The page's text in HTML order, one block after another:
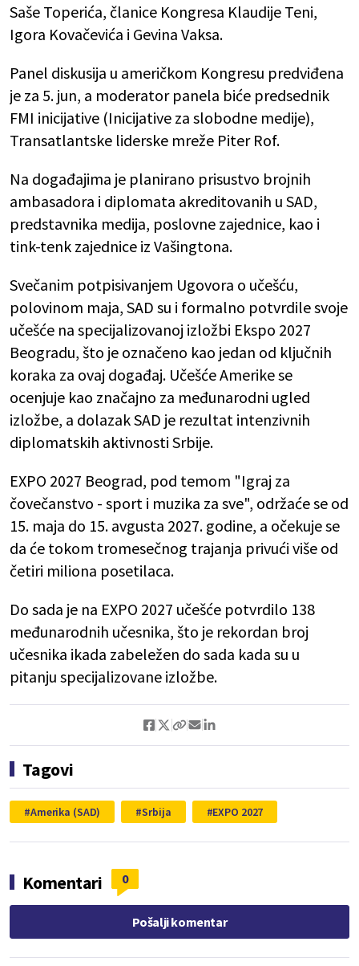
Saše Toperića, članice Kongresa Klaudije Teni,
Igora Kovačevića i Gevina Vaksa.
Panel diskusija u američkom Kongresu predviđena
je za 5. jun, a moderator panela biće predsednik
FMI inicijative (Inicijative za slobodne medije),
Transatlantske liderske mreže Piter Rof.
Na događajima je planirano prisustvo brojnih
ambasadora i diplomata akreditovanih u SAD,
predstavnika medija, poslovne zajednice, kao i
tink-tenk zajednice iz Vašingtona.
Svečanim potpisivanjem Ugovora o učešću,
polovinom maja, SAD su i formalno potvrdile svoje
učešće na specijalizovanoj izložbi Ekspo 2027
Beogradu, što je označeno kao jedan od ključnih
koraka za ovaj događaj. Učešće Amerike se
ocenjuje kao značajno za međunarodni ugled
izložbe, a dolazak SAD je rezultat intenzivnih
diplomatskih aktivnosti Srbije.
EXPO 2027 Beograd, pod temom "Igraj za
čovečanstvo - sport i muzika za sve", održaće se od
15. maja do 15. avgusta 2027. godine, a očekuje se
da će tokom tromesečnog trajanja privući više od
četiri miliona posetilaca.
Do sada je na EXPO 2027 učešće potvrdilo 138
međunarodnih učesnika, što je rekordan broj
učesnika ikada zabeležen do sada kada su u
pitanju specijalizovane izložbe.
Tagovi
Amerika (SAD) Srbija EXPO 2027
Komentari 0
Pošalji komentar